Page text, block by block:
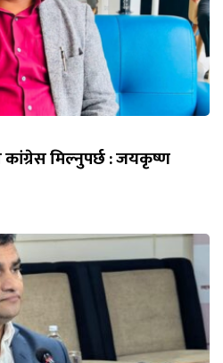
कांग्रेस मिल्नुपर्छ : जयकृष्ण